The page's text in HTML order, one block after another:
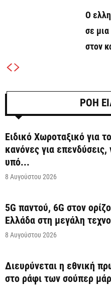
Ο
σε
στον
ΡΟΗ
Ειδικό Χωροταξικό για
κανόνες για
υπό...
8 Αυγούστου 2026
5G παντού, 6G στον
Ελλάδα στη μεγάλη
8 Αυγούστου 2026
Διευρύνεται η εθνική
στο ράφι των σούπερ